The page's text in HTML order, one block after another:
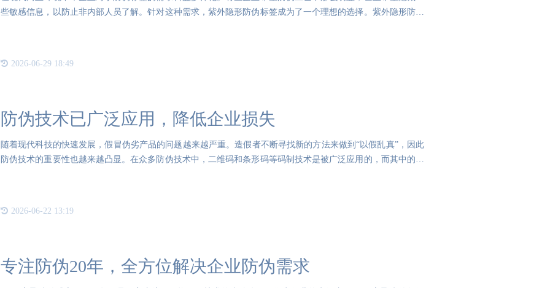
些敏感信息，以防止非内部人员了解。针对这种需求，紫外隐形防伪标签成为了一个理想的选择。紫外隐形防伪
2026-06-29 18:49
防伪技术已广泛应用，降低企业损失
随着现代科技的快速发展，假冒伪劣产品的问题越来越严重。造假者不断寻找新的方法来做到“以假乱真”，因此
防伪技术的重要性也越来越凸显。在众多防伪技术中，二维码和条形码等码制技术是被广泛应用的，而其中的码
2026-06-22 13:19
专注防伪20年，全方位解决企业防伪需求